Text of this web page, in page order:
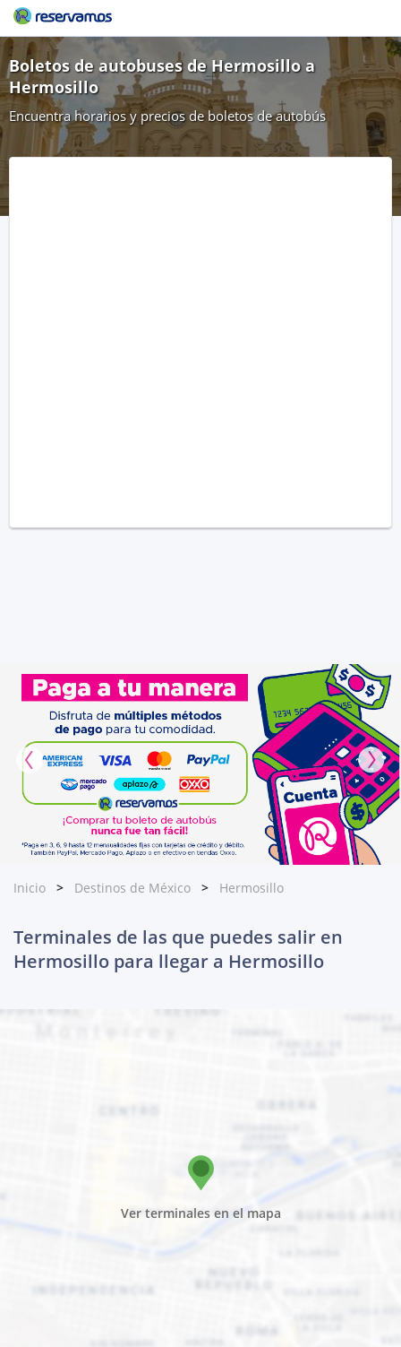
Boletos de autobuses de Hermosillo a
Hermosillo
Encuentra horarios y precios de boletos de autobús
Inicio Destinos de México Hermosillo
Terminales de las que puedes salir en
Hermosillo para llegar a Hermosillo
Ver terminales en el mapa